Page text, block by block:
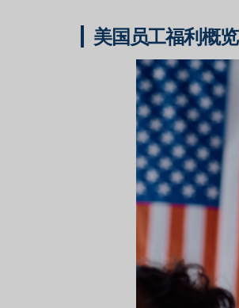
美国员工福利概览